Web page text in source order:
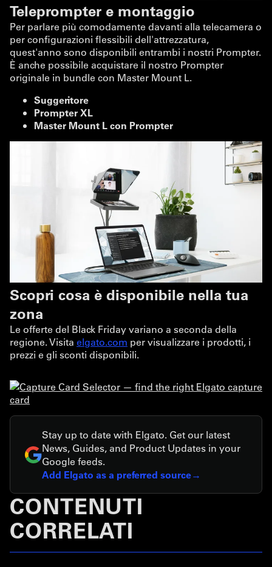
Teleprompter e montaggio
Per parlare più comodamente davanti alla telecamera o
per configurazioni flessibili dell'attrezzatura,
quest'anno sono disponibili entrambi i nostri Prompter.
È anche possibile acquistare il nostro Prompter
originale in bundle con Master Mount L.
Suggeritore
Prompter XL
Master Mount L con Prompter
Scopri cosa è disponibile nella tua
zona
Le offerte del Black Friday variano a seconda della
regione. Visita elgato.com per visualizzare i prodotti, i
prezzi e gli sconti disponibili.
Stay up to date with Elgato. Get our latest
News, Guides, and Product Updates in your
Google feeds.
Add Elgato as a preferred source
CONTENUTI
CORRELATI